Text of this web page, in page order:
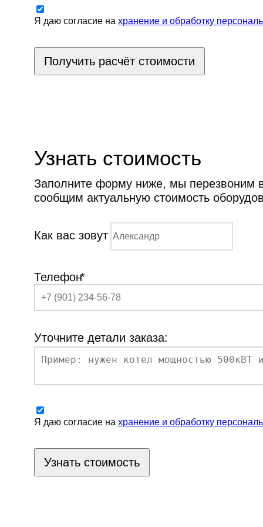
Я даю согласие на хранение и обработку
Получить расчёт стоимости
Узнать стоимость
Заполните форму ниже, мы перезвоним
сообщим актуальную стоимость
Как вас зовут
Телефон*
Уточните детали заказа:
Я даю согласие на хранение и обработку
Узнать стоимость